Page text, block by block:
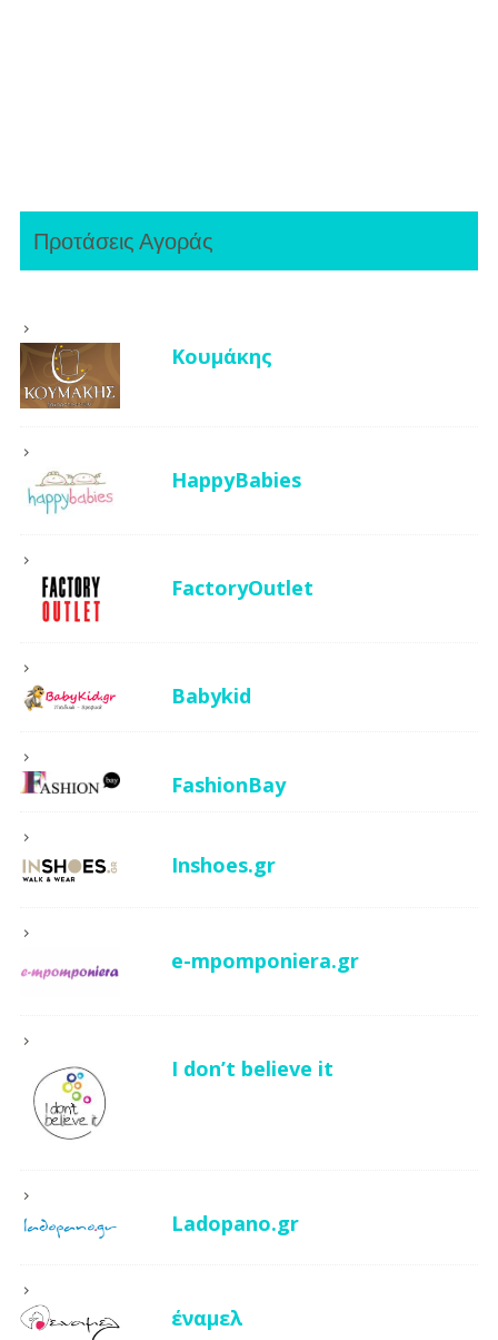
Προτάσεις Αγοράς
Κουμάκης
HappyBabies
FactoryOutlet
Babykid
FashionBay
Inshoes.gr
e-mpomponiera.gr
I don’t believe it
Ladopano.gr
έναμελ